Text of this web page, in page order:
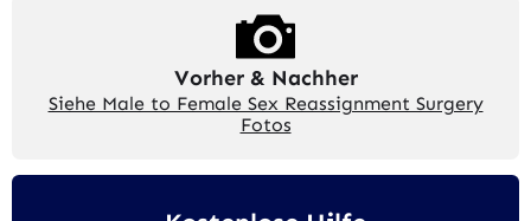
Vorher & Nachher
Siehe Male to Female Sex Reassignment Surgery
Fotos